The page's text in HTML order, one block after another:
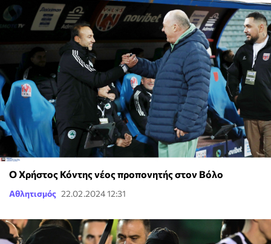
Ο Χρήστος Κόντης νέος προπονητής στον Βόλο
Αθλητισμός 22.02.2024 12:31